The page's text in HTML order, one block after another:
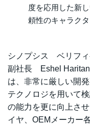
度を応用した新
頼性のキャラク
シノプシス ベリフ
副社長 Eshel Haritan
は、非常に厳しい開
テクノロジを用いて
の能力を更に向上さ
イヤ、OEMメーカー